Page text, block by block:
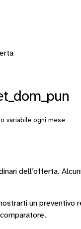
variabile ogni mese
dell’offerta.
un